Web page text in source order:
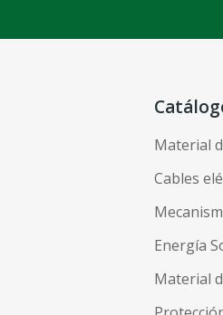
Material
Cables
Energía
Material